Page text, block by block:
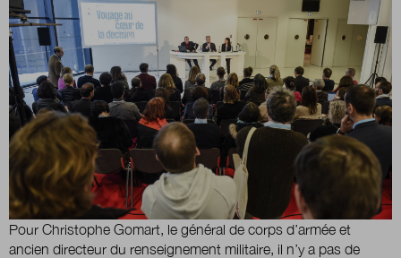
Boutique
Qui sommes-nous ?
Nous contacter
Newsletter
Pour Christophe Gomart, le général de corps d’armée et
ancien directeur du renseignement militaire, il n’y a pas de